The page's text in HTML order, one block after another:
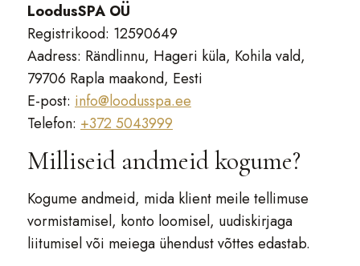
LoodusSPA OÜ
Registrikood: 12590649
Aadress: Rändlinnu, Hageri küla, Kohila vald,
79706 Rapla maakond, Eesti
E-post: info@loodusspa.ee
Telefon: +372 5043999
Milliseid andmeid kogume?
Kogume andmeid, mida klient meile tellimuse
vormistamisel, konto loomisel, uudiskirjaga
liitumisel või meiega ühendust võttes edastab.